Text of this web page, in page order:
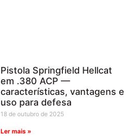
Pistola Springfield Hellcat
em .380 ACP —
características, vantagens e
uso para defesa
18 de outubro de 2025
Ler mais »